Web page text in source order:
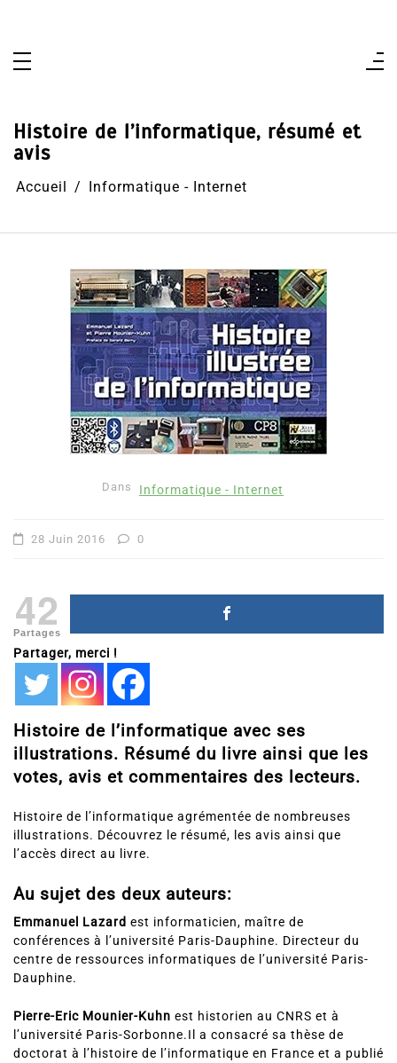
Histoire de l’informatique, résumé et
avis
Accueil Informatique - Internet
Dans Informatique - Internet
28 Juin 2016 0
42
Partages
Partager, merci !
Histoire de l’informatique avec ses
illustrations. Résumé du livre ainsi que les
votes, avis et commentaires des lecteurs.
Histoire de l’informatique agrémentée de nombreuses
illustrations. Découvrez le résumé, les avis ainsi que
l’accès direct au livre.
Au sujet des deux auteurs:
Emmanuel Lazard est informaticien, maître de
conférences à l’université Paris-Dauphine. Directeur du
centre de ressources informatiques de l’université Paris-
Dauphine.
Pierre-Eric Mounier-Kuhn est historien au CNRS et à
l’université Paris-Sorbonne.Il a consacré sa thèse de
doctorat à l’histoire de l’informatique en France et a publié